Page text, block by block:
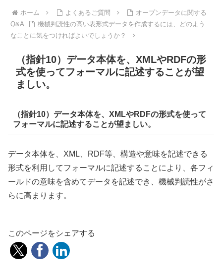
ホーム よくあるご質問
オープンデータに関する
Q&A
機械判読性の高い表形式データを作成するには、どのよう
なことに気をつければよいでしょうか？
（指針10）データ本体を、XMLやRDFの形
式を使ってフォーマルに記述することが望
ましい。
（指針10）データ本体を、XMLやRDFの形式を使って
フォーマルに記述することが望ましい。
データ本体を、XML、RDF等、構造や意味を記述できる
形式を利用してフォーマルに記述することにより、各フィ
ールドの意味を含めてデータを記述でき、機械判読性がさ
らに高まります。
このページをシェアする